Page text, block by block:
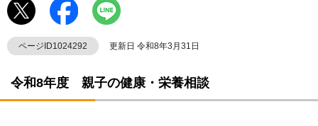
ページID1024292 更新日 令和8年3月31日
令和8年度 親子の健康・栄養相談